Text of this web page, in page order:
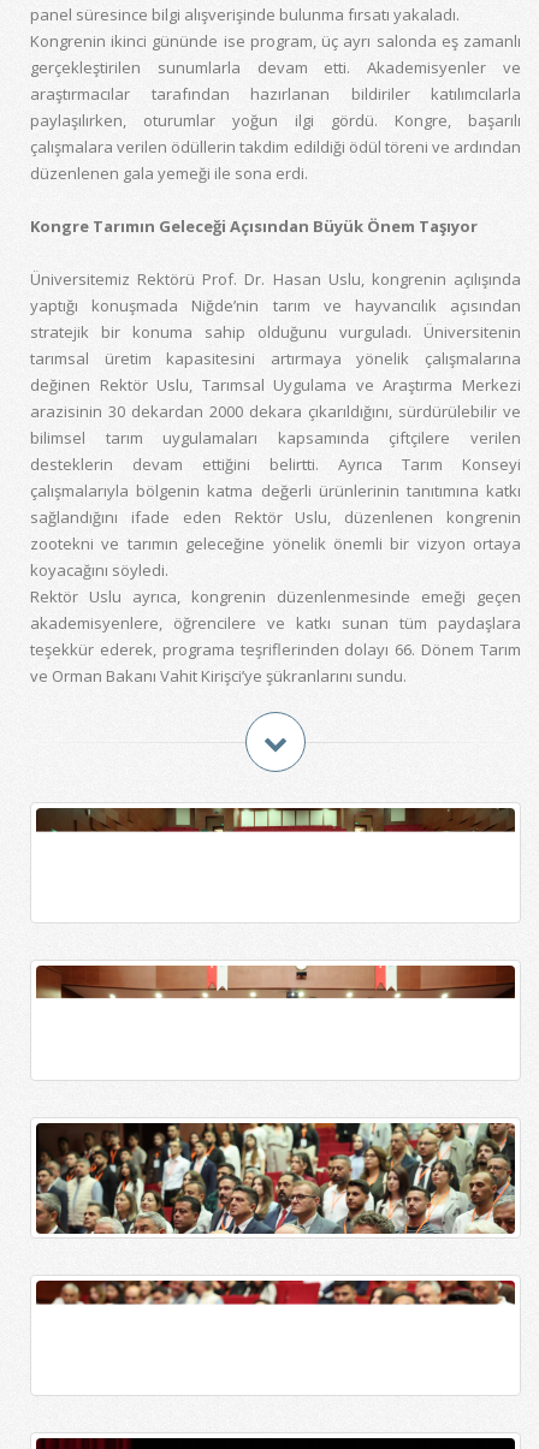
panel süresince bilgi alışverişinde bulunma fırsatı yakaladı.
Kongrenin ikinci gününde ise program, üç ayrı salonda eş zamanlı
gerçekleştirilen sunumlarla devam etti. Akademisyenler ve
araştırmacılar tarafından hazırlanan bildiriler katılımcılarla
paylaşılırken, oturumlar yoğun ilgi gördü. Kongre, başarılı
çalışmalara verilen ödüllerin takdim edildiği ödül töreni ve ardından
düzenlenen gala yemeği ile sona erdi.
Kongre Tarımın Geleceği Açısından Büyük Önem Taşıyor
Üniversitemiz Rektörü Prof. Dr. Hasan Uslu, kongrenin açılışında
yaptığı konuşmada Niğde’nin tarım ve hayvancılık açısından
stratejik bir konuma sahip olduğunu vurguladı. Üniversitenin
tarımsal üretim kapasitesini artırmaya yönelik çalışmalarına
değinen Rektör Uslu, Tarımsal Uygulama ve Araştırma Merkezi
arazisinin 30 dekardan 2000 dekara çıkarıldığını, sürdürülebilir ve
bilimsel tarım uygulamaları kapsamında çiftçilere verilen
desteklerin devam ettiğini belirtti. Ayrıca Tarım Konseyi
çalışmalarıyla bölgenin katma değerli ürünlerinin tanıtımına katkı
sağlandığını ifade eden Rektör Uslu, düzenlenen kongrenin
zootekni ve tarımın geleceğine yönelik önemli bir vizyon ortaya
koyacağını söyledi.
Rektör Uslu ayrıca, kongrenin düzenlenmesinde emeği geçen
akademisyenlere, öğrencilere ve katkı sunan tüm paydaşlara
teşekkür ederek, programa teşriflerinden dolayı 66. Dönem Tarım
ve Orman Bakanı Vahit Kirişci’ye şükranlarını sundu.